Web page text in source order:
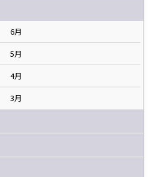
6月
5月
4月
3月